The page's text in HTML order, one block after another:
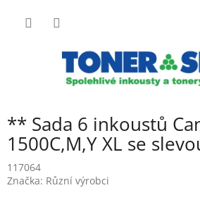
** Sada 6 inkoustů
1500C,M,Y XL se
117064
Značka: Různí výrobci